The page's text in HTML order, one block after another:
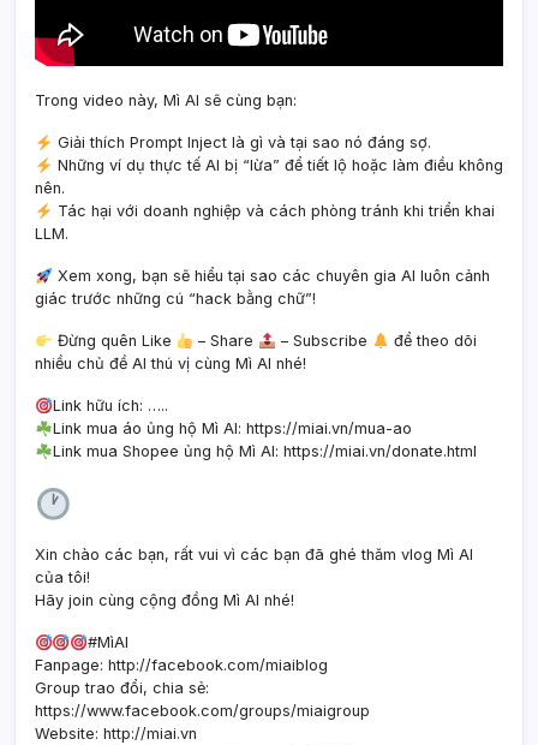
Trong video này, Mì AI sẽ cùng bạn:
Giải thích Prompt Inject là gì và tại sao nó đáng sợ.
Những ví dụ thực tế AI bị “lừa” để tiết lộ hoặc làm điều không
nên.
Tác hại với doanh nghiệp và cách phòng tránh khi triển khai
LLM.
Xem xong, bạn sẽ hiểu tại sao các chuyên gia AI luôn cảnh
giác trước những cú “hack bằng chữ”!
Đừng quên Like – Share – Subscribe
để theo dõi
nhiều chủ đề AI thú vị cùng Mì AI nhé!
Link hữu ích: …..
Link mua áo ủng hộ Mì AI: https://miai.vn/mua-ao
Link mua Shopee ủng hộ Mì AI: https://miai.vn/donate.html
Xin chào các bạn, rất vui vì các bạn đã ghé thăm vlog Mì AI
của tôi!
Hãy join cùng cộng đồng Mì AI nhé!
#MìAI
Fanpage: http://facebook.com/miaiblog
Group trao đổi, chia sẻ:
https://www.facebook.com/groups/miaigroup
Website: http://miai.vn